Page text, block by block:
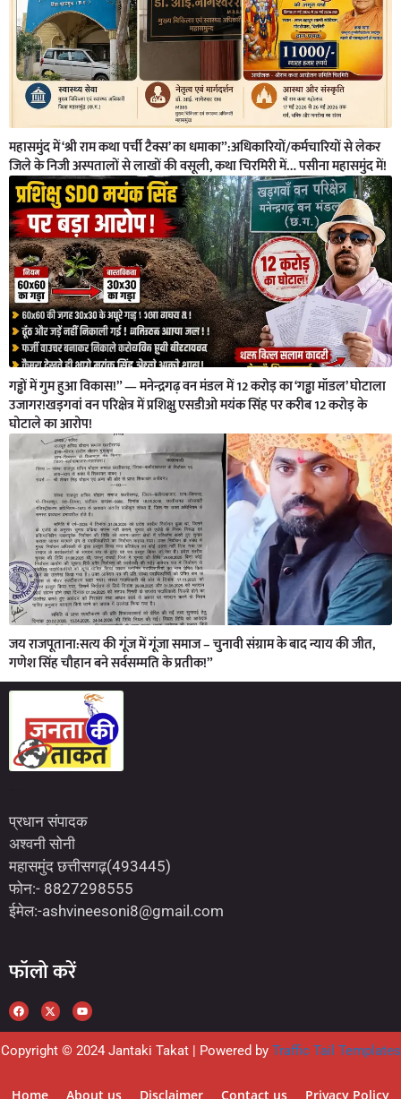
महासमुंद में ‘श्री राम कथा पर्ची टैक्स’ का धमाका”:अधिकारियों/कर्मचारियों से लेकर
जिले के निजी अस्पतालों से लाखों की वसूली, कथा चिरमिरी में… पसीना महासमुंद में!
गड्ढों में गुम हुआ विकास!” — मनेन्द्रगढ़ वन मंडल में 12 करोड़ का ‘गड्ढा मॉडल’ घोटाला
उजागर!खड़गवां वन परिक्षेत्र में प्रशिक्षु एसडीओ मयंक सिंह पर करीब 12 करोड़ के
घोटाले का आरोप!
जय राजपूताना:सत्य की गूंज में गूंजा समाज – चुनावी संग्राम के बाद न्याय की जीत,
गणेश सिंह चौहान बने सर्वसम्मति के प्रतीक!”
प्रधान संपादक
अश्वनी सोनी
महासमुंद छत्तीसगढ़(493445)
फोन:- 8827298555
ईमेल:-ashvineesoni8@gmail.com
फॉलो करें
Copyright © 2024 Jantaki Takat | Powered by Traffic Tail Templates
Home About us Disclaimer Contact us Privacy Policy